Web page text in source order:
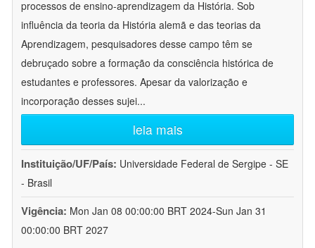
processos de ensino-aprendizagem da História. Sob
influência da teoria da História alemã e das teorias da
Aprendizagem, pesquisadores desse campo têm se
debruçado sobre a formação da consciência histórica de
estudantes e professores. Apesar da valorização e
incorporação desses sujei...
leia mais
Instituição/UF/País: Universidade Federal de Sergipe - SE
- Brasil
Vigência: Mon Jan 08 00:00:00 BRT 2024-Sun Jan 31
00:00:00 BRT 2027